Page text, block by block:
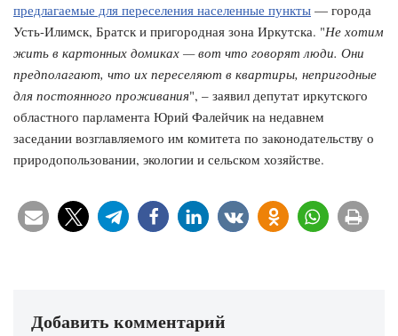
предлагаемые для переселения населенные пункты — города
Усть-Илимск, Братск и пригородная зона Иркутска. "Не хотим
жить в картонных домиках — вот что говорят люди. Они
предполагают, что их переселяют в квартиры, непригодные
для постоянного проживания", – заявил депутат иркутского
областного парламента Юрий Фалейчик на недавнем
заседании возглавляемого им комитета по законодательству о
природопользовании, экологии и сельском хозяйстве.
Добавить комментарий